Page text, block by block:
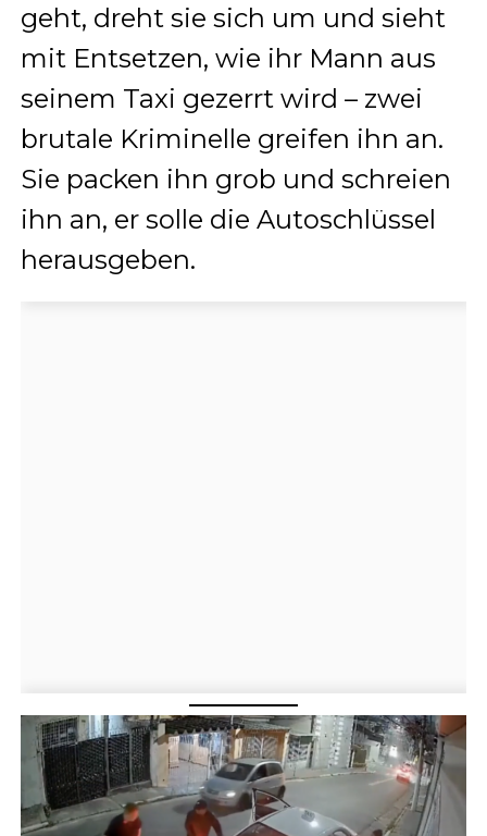
geht, dreht sie sich um und sieht
mit Entsetzen, wie ihr Mann aus
seinem Taxi gezerrt wird – zwei
brutale Kriminelle greifen ihn an.
Sie packen ihn grob und schreien
ihn an, er solle die Autoschlüssel
herausgeben.